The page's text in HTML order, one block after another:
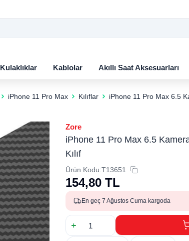
Kulaklıklar Kablolar Akıllı Saat Aksesuarları
iPhone 11 Pro Max Kılıflar iPhone 11 Pro Max 6.5
Zore
iPhone 11 Pro Max 6.5
Kılıf
Ürün Kodu:T13651
154,80 TL
En geç 7 Ağustos Cuma kargoda